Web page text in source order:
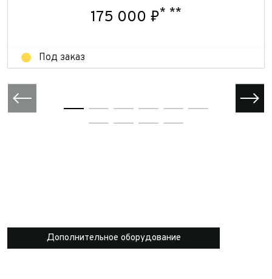
175 000 ₽* **
Под заказ
Дополнительное оборудование
Отправить